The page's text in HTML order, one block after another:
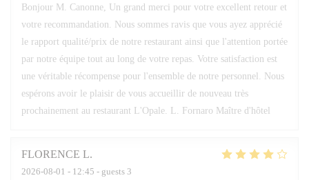
Bonjour M. Canonne, Un grand merci pour votre excellent retour et
votre recommandation. Nous sommes ravis que vous ayez apprécié
le rapport qualité/prix de notre restaurant ainsi que l'attention portée
par notre équipe tout au long de votre repas. Votre satisfaction est
une véritable récompense pour l'ensemble de notre personnel. Nous
espérons avoir le plaisir de vous accueillir de nouveau très
prochainement au restaurant L'Opale. L. Fornaro Maître d'hôtel
FLORENCE L
2026-08-01 - 12:45 - guests 3